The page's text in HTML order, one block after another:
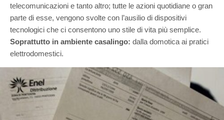
telecomunicazioni e tanto altro; tutte le azioni quotidiane o gran
parte di esse, vengono svolte con l’ausilio di dispositivi
tecnologici che ci consentono uno stile di vita più semplice.
Soprattutto in ambiente casalingo: dalla domotica ai pratici
elettrodomestici.